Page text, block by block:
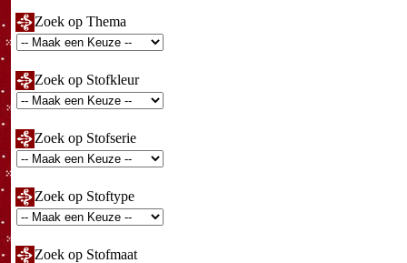
Zoek op Thema
Zoek op Stofkleur
Zoek op Stofserie
Zoek op Stoftype
Zoek op Stofmaat